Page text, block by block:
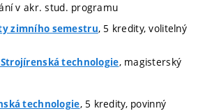
v akr. stud. programu
zimního semestru, 5 kredity, volitelný
Strojírenská technologie, magisterský
technologie, 5 kredity, povinný